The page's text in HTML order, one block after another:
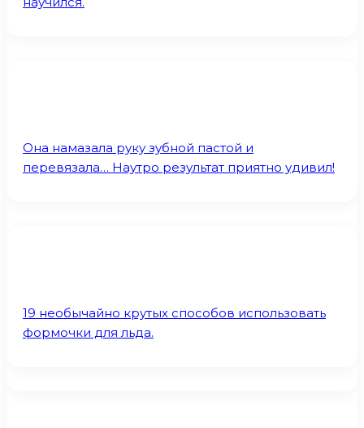
Она намазала руку зубной пастой и
перевязала… Наутро результат приятно удивил!
19 необычайно крутых способов использовать
формочки для льда.